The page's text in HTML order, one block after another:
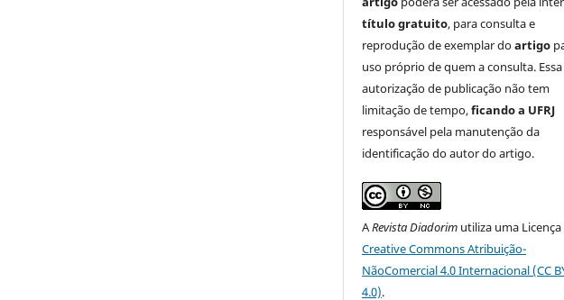
título gratuito, para consulta e
reprodução de exemplar doartigo
uso próprio de quem a consulta. Essa
autorização de publicação não tem
limitação de tempo,ficando a UFRJ
responsável pela manutenção da
identificação do autor do artigo.
ARevista Diadorim utiliza uma Licença
Creative Commons Atribuição-
NãoComercial 4.0 Internacional (CC
4.0).